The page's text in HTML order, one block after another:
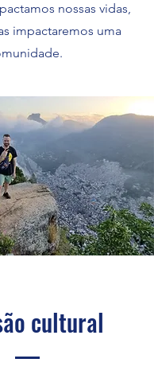
nossas vidas,
impactaremos uma
cultural